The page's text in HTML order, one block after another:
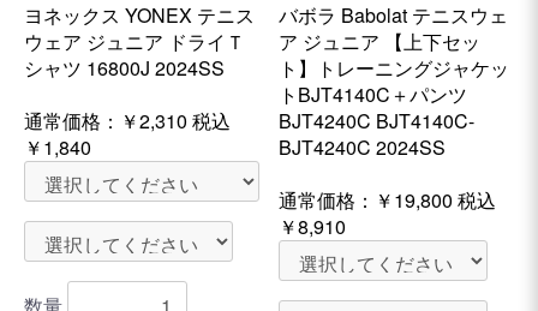
ヨネックス YONEX テニス
ウェア ジュニア ドライＴ
シャツ 16800J 2024SS
通常価格： ￥2,310 税込
￥1,840
数量
バボラ Babolat テニスウェ
ア ジュニア 【上下セッ
ト】トレーニングジャケッ
トBJT4140C＋パンツ
BJT4240C BJT4140C-
BJT4240C 2024SS
通常価格： ￥19,800 税込
￥8,910